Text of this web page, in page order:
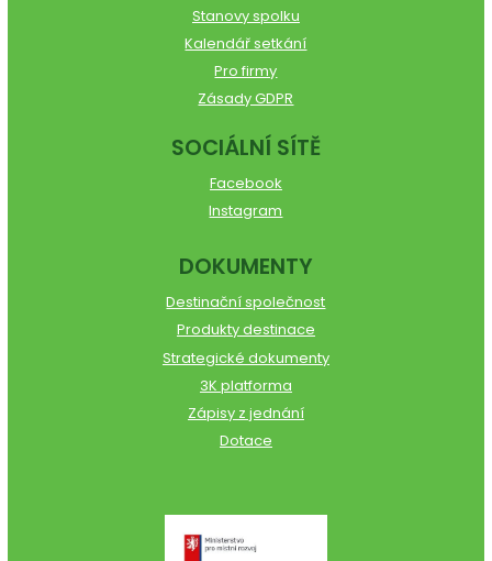
Stanovy spolku
Kalendář setkání
Pro firmy
Zásady GDPR
SOCIÁLNÍ SÍTĚ
Facebook
Instagram
DOKUMENTY
Destinační společnost
Produkty destinace
Strategické dokumenty
3K platforma
Zápisy z jednání
Dotace